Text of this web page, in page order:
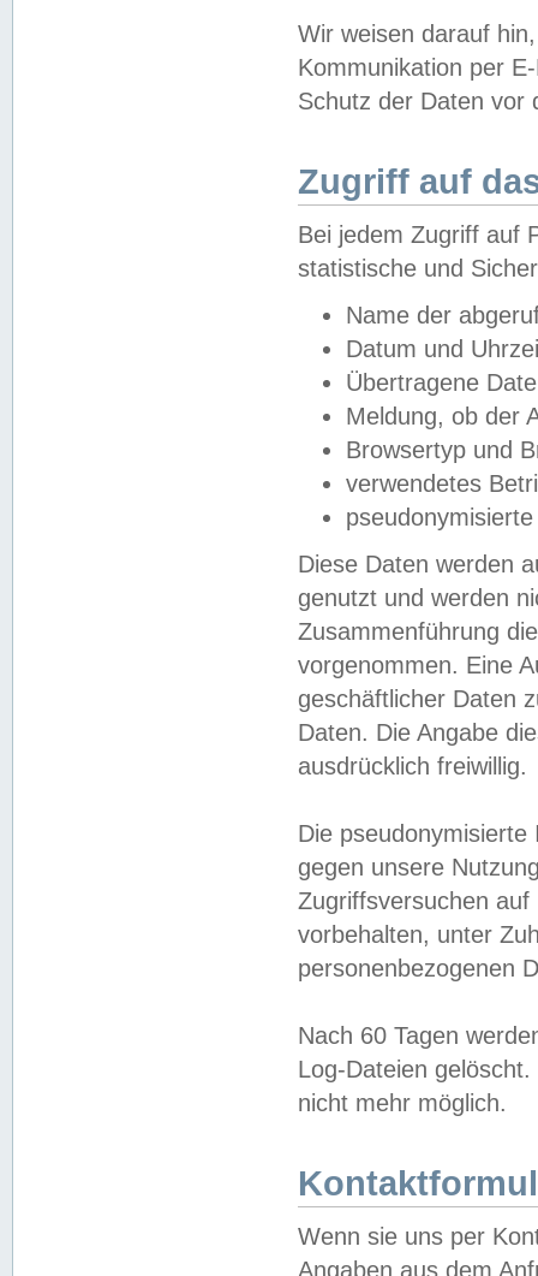
Wir weisen darauf
Kommunikation per
Schutz der Daten vor
Zugriff auf
Bei jedem Zugriff auf
statistische und
Name der
Datum und
Übertragene
Meldung, ob der
Browsertyp und
verwendetes
Diese Daten werden
genutzt und werden
Zusammenführung
vorgenommen. Eine
geschäftlicher Daten
Daten. Die Angabe
ausdrücklich freiwillig.
Die
gegen unsere
Zugriffsversuchen
vorbehalten, unter
personenbezogenen
Nach 60 Tagen
Log-Dateien
nicht mehr möglich.
Wenn sie uns per
Angaben aus dem